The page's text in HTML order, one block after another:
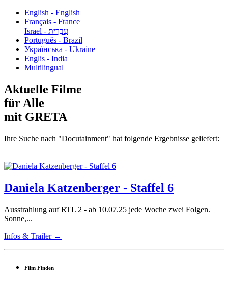
English - English
Français - France
עִבְרִית - Israel
Português - Brazil
Українська - Ukraine
Englis - India
Multilingual
Aktuelle Filme
für Alle
mit GRETA
Ihre Suche nach "Docutainment" hat folgende Ergebnisse geliefert:
Daniela Katzenberger - Staffel 6
Ausstrahlung auf RTL 2 - ab 10.07.25 jede Woche zwei Folgen.
Sonne,...
Infos & Trailer →
Film Finden